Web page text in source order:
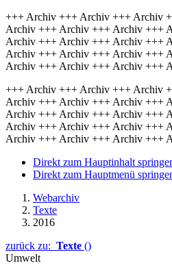
+++ Archiv +++ Archiv +++ Archiv
Archiv +++ Archiv +++ Archiv +++
Archiv +++ Archiv +++ Archiv +++
Archiv +++ Archiv +++ Archiv +++
Archiv +++ Archiv +++ Archiv +++
+++ Archiv +++ Archiv +++ Archiv
Archiv +++ Archiv +++ Archiv +++
Archiv +++ Archiv +++ Archiv +++
Archiv +++ Archiv +++ Archiv +++
Archiv +++ Archiv +++ Archiv +++
Direkt zum Hauptinhalt
Direkt zum Hauptmenü
Webarchiv
Texte
2016
zurück zu: Texte ()
Umwelt